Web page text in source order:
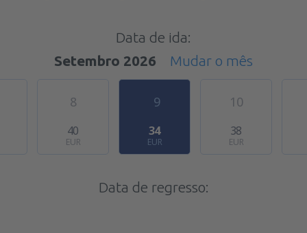
Data de ida:
Setembro 2026
Mudar o mês
8
40
EUR
9
34
EUR
10
38
EUR
Data de regresso: